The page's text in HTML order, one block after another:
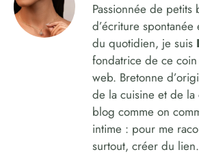
Passionnée de petits
d’écriture
du quotidien, je suis
fondatrice de ce
web. Bretonne
de la cuisine et de la
blog comme on
intime : pour me
surtout, créer du lien.